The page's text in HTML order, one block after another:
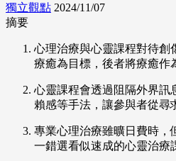
獨立觀點 2024/11/07
摘要
心理治療與心靈課程對待創
療癒為目標，後者將療癒作
心靈課程會透過阻隔外界訊
賴感等手法，讓參與者從尋
專業心理治療雖曠日費時，
一錯選看似速成的心靈治療